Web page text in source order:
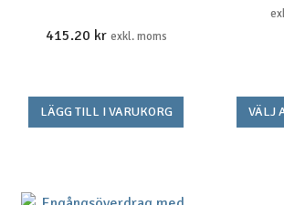
415.20 kr exkl. moms
LÄGG TILL I VARUKORG VÄLJ